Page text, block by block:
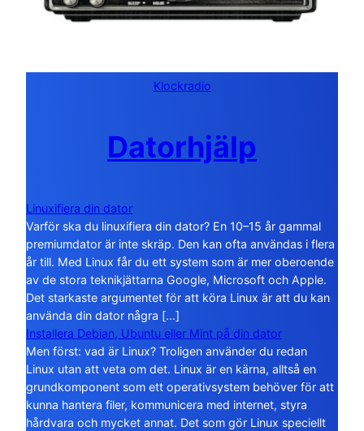
Klockradio
Datorhjälp
Linuxifiera din dator
Varför ska du linuxifiera din dator? En 10–15 år gammal
premiumdator är inte skräp. Den kan ofta användas i flera
år till. Med Linux får du ett system som är mer oberoende
av de stora teknikjättarna Google, Microsoft och Apple.
Det starkaste argumentet för att köra Linux är att du kan
använda din dator några […]
Installera Debian, Ubuntu eller Mint på din dator
Men först: vad är Linux? Troligen använder du redan
Linux utan att veta om det. Linux är en kärna, alltså en
grundkomponent som ett operativsystem behöver för att
kunna hantera filer, kommunicera med internet, styra
hårdvara och mycket annat. Det som gör Linux speciellt